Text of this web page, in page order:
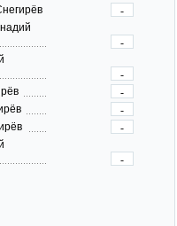
-
-
-
-
-
-
-